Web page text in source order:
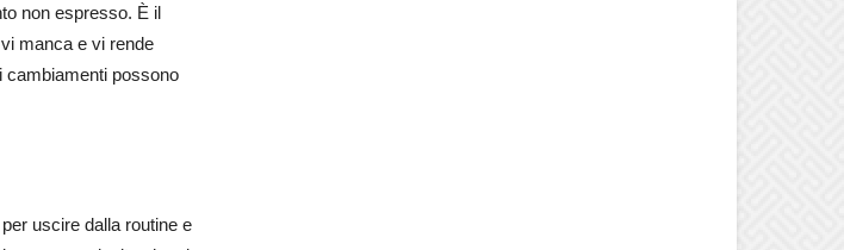
non espresso. È il
manca e vi rende
cambiamenti possono
uscire dalla routine e